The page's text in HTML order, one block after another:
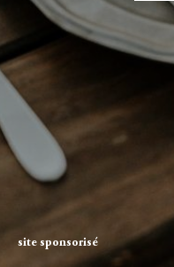
site sponsorisé